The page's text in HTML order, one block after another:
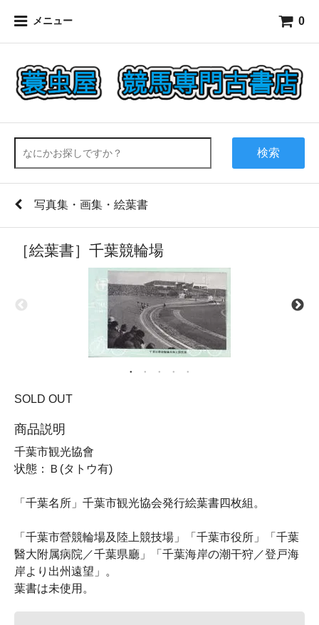
メニュー 0
検索
写真集・画集・絵葉書
［絵葉書］千葉競輪場
SOLD OUT
商品説明
千葉市観光協會
状態：Ｂ(タトウ有)
「千葉名所」千葉市観光協会発行絵葉書四枚組。
「千葉市營競輪場及陸上競技場」「千葉市役所」「千葉
醫大附属病院／千葉県廳」「千葉海岸の潮干狩／登戸海
岸より出州遠望」。
葉書は未使用。